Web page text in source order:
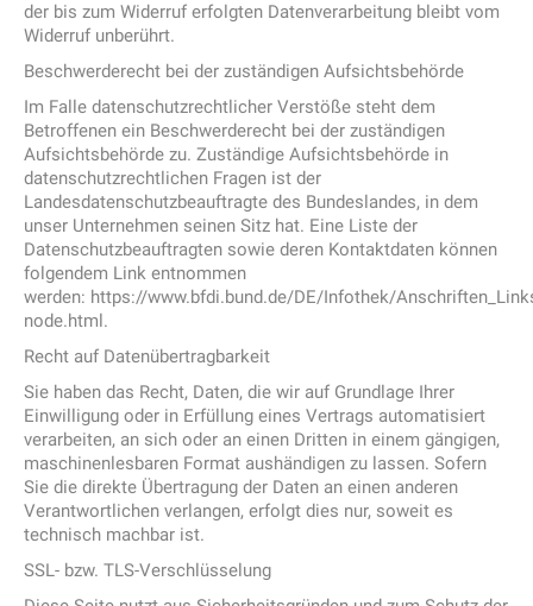
der bis zum Widerruf erfolgten Datenverarbeitung bleibt vom
Widerruf unberührt.
Beschwerderecht bei der zuständigen Aufsichtsbehörde
Im Falle datenschutzrechtlicher Verstöße steht dem
Betroffenen ein Beschwerderecht bei der zuständigen
Aufsichtsbehörde zu. Zuständige Aufsichtsbehörde in
datenschutzrechtlichen Fragen ist der
Landesdatenschutzbeauftragte des Bundeslandes, in dem
unser Unternehmen seinen Sitz hat. Eine Liste der
Datenschutzbeauftragten sowie deren Kontaktdaten können
folgendem Link entnommen
werden: https://www.bfdi.bund.de/DE/Infothek/
node.html.
Recht auf Datenübertragbarkeit
Sie haben das Recht, Daten, die wir auf Grundlage Ihrer
Einwilligung oder in Erfüllung eines Vertrags automatisiert
verarbeiten, an sich oder an einen Dritten in einem gängigen,
maschinenlesbaren Format aushändigen zu lassen. Sofern
Sie die direkte Übertragung der Daten an einen anderen
Verantwortlichen verlangen, erfolgt dies nur, soweit es
technisch machbar ist.
SSL- bzw. TLS-Verschlüsselung